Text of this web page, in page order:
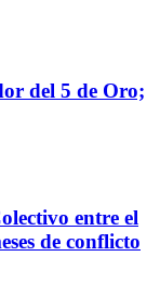
del 5 de Oro;
entre el
de conflicto